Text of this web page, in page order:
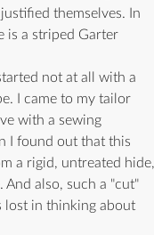
themselves. In
is a striped Garter
not at all with a
I came to my tailor
with a sewing
I found out that this
a rigid, untreated hide,
also, such a "cut"
lost in thinking about